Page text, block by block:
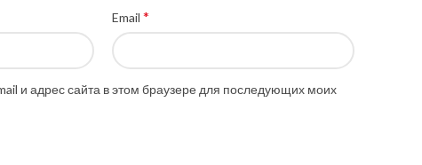
Email *
и адрес сайта в этом браузере для последующих моих